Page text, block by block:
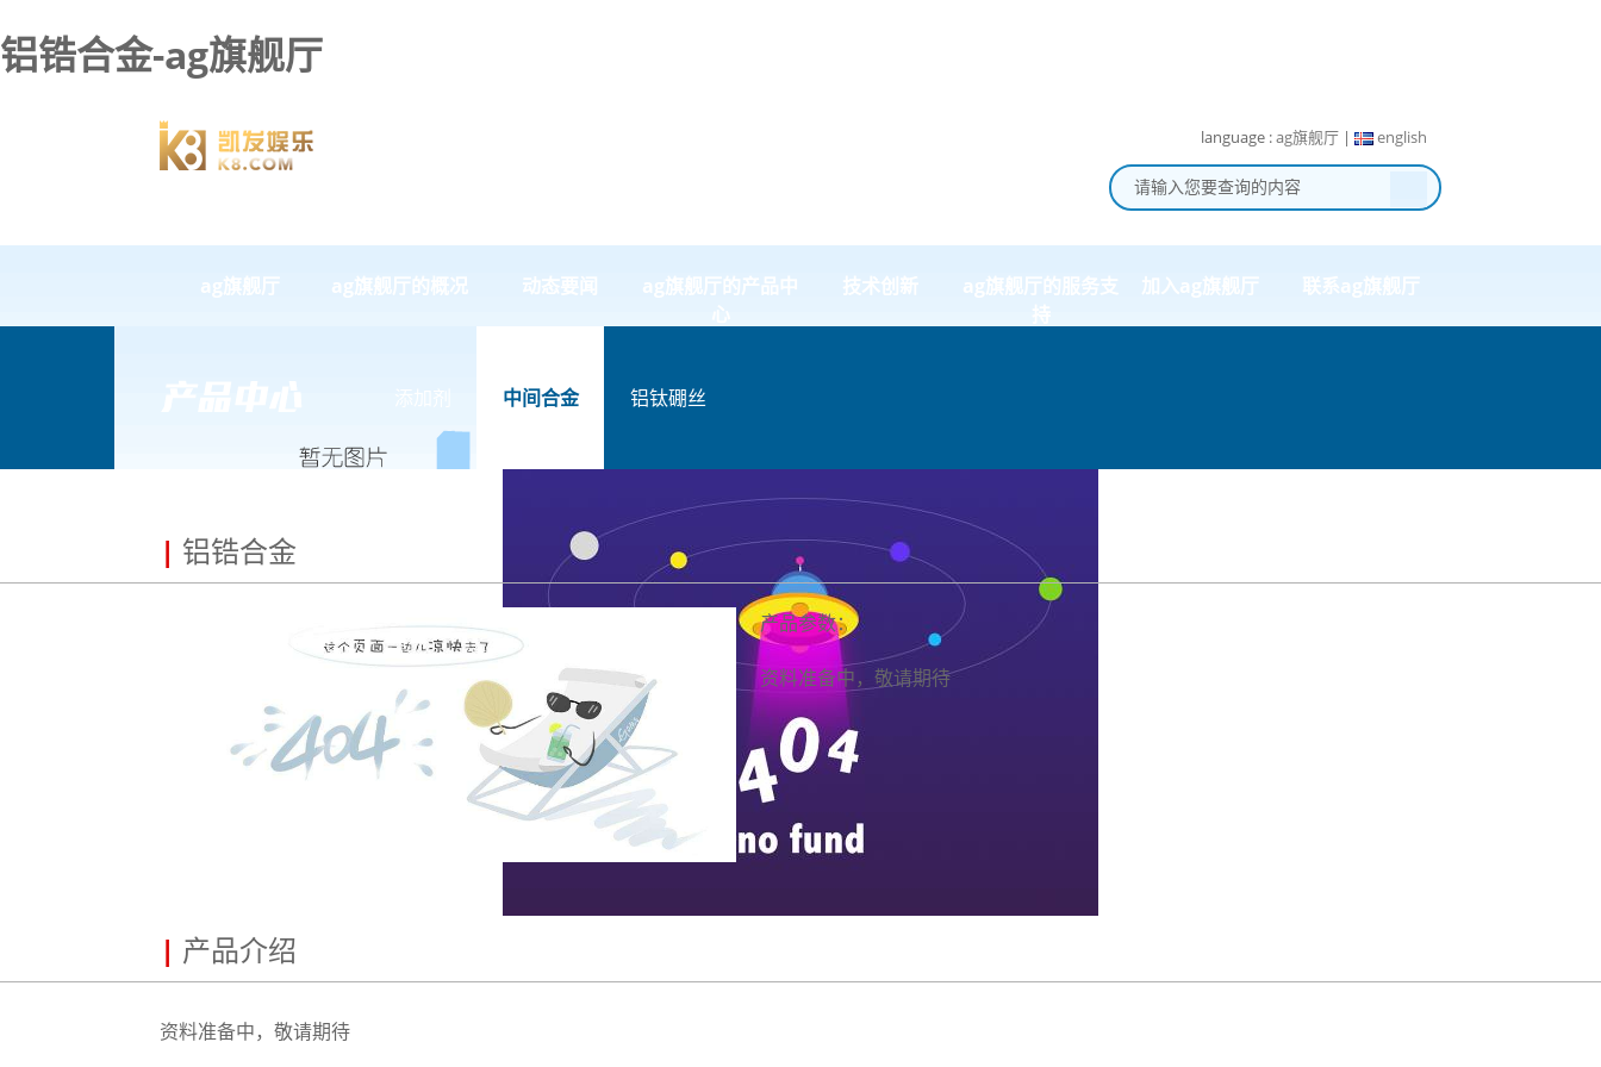
铝锆合金-ag旗舰厅
language :ag旗舰厅| english
ag旗舰厅 ag旗舰厅的概况 动态要闻
ag旗舰厅的产品中
心
技术创新
ag旗舰厅的服务支
持
加入ag旗舰厅 联系ag旗舰厅
添加剂 中间合金 铝钛硼丝
| 铝锆合金
产品参数：
资料准备中，敬请期待
| 产品介绍
资料准备中，敬请期待